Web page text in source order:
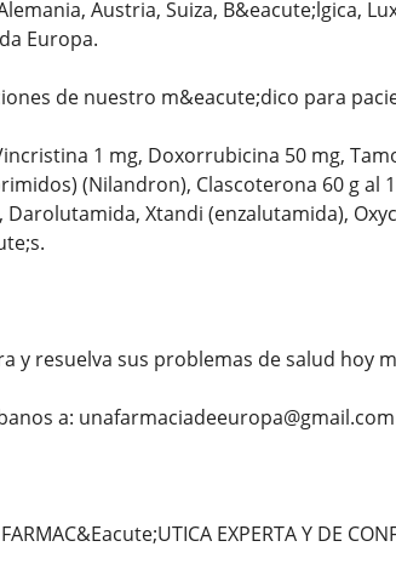
Austria, Suiza, B&eacute;lgica,
Europa.
de nuestro m&eacute;dico para
1 mg, Doxorrubicina 50 mg,
(Nilandron), Clascoterona 60 g al
Xtandi (enzalutamida),
y resuelva sus problemas de salud hoy
a: unafarmaciadeeuropa@gmail.com
EXPERTA Y DE